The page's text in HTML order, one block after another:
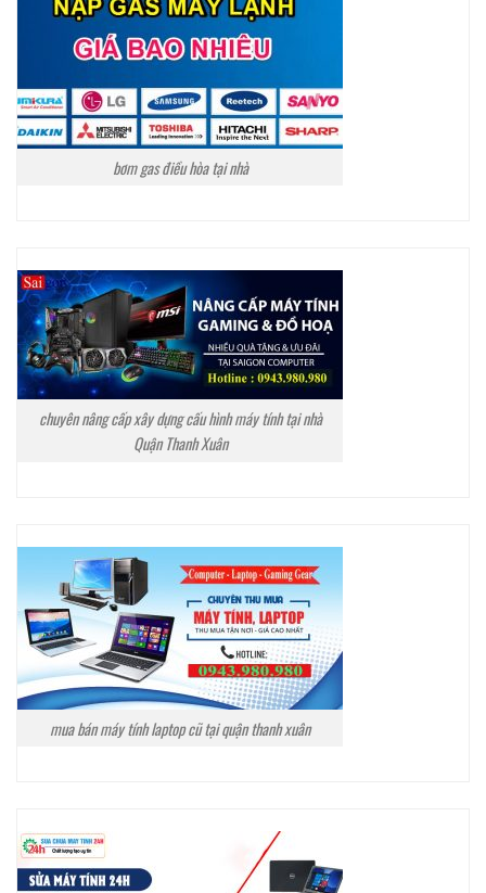
bơm gas điều hòa tại nhà
chuyên nâng cấp xây dựng cấu hình máy tính tại nhà
Quận Thanh Xuân
mua bán máy tính laptop cũ tại quận thanh xuân